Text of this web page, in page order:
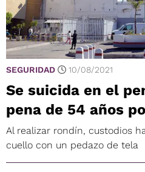
SEGURIDAD 10/08/2021
Se suicida en el
pena de 54 años
Al realizar rondín, custodios
cuello con un pedazo de tela